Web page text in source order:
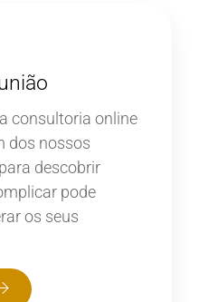
consultoria online
dos nossos
descobrir
pode
os seus